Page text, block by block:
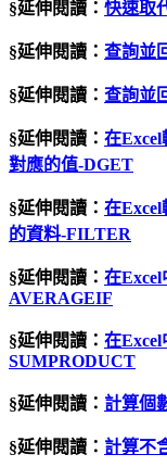
§延伸閱讀： 快速取
§延伸閱讀： 查詢並
§延伸閱讀： 查詢並
§延伸閱讀： 在
對應的值-DGET
§延伸閱讀： 在
的資料-FILTER
§延伸閱讀： 在
AVERAGEIF
§延伸閱讀： 在
SUMPRODUCT
§延伸閱讀： 計算個
§延伸閱讀： 計算不